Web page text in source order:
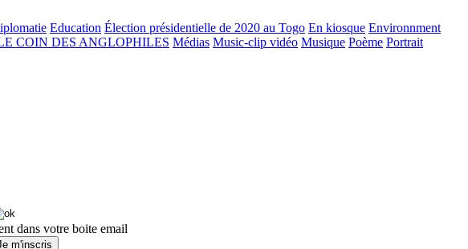
Education Élection présidentielle de 2020 au Togo En kiosque Environnment
COIN DES ANGLOPHILES Médias Music-clip vidéo Musique Poème Portrait
dans votre boite email